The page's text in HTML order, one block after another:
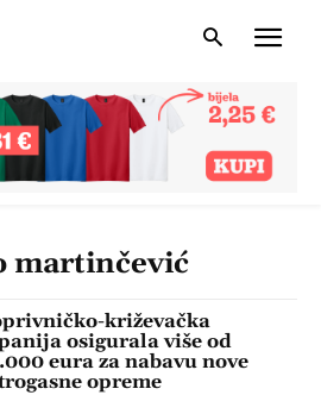
martinčević
križevačka
osigurala više od
eura za nabavu nove
opreme